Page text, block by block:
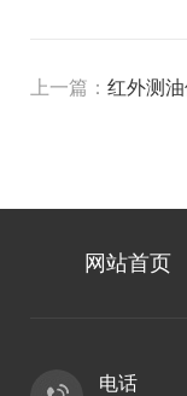
上一篇： 红外测
网站首页
电话